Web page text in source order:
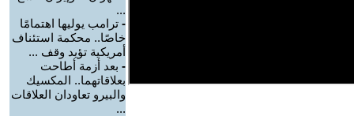
...
- ترامب يوليها اهتمامًا
خاصًا.. محكمة استئناف
أمريكية تؤيد وقف ...
- بعد أزمة أطاحت
بعلاقاتهما.. المكسيك
والبيرو تعاودان العلاقات
...